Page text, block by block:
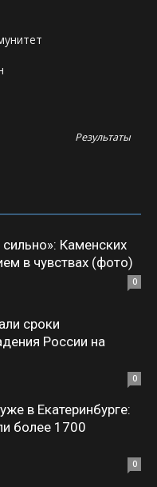
Результаты
Каменских
в чувствах (фото)
0
сроки
России на
0
в Екатеринбурге:
более 1700
0